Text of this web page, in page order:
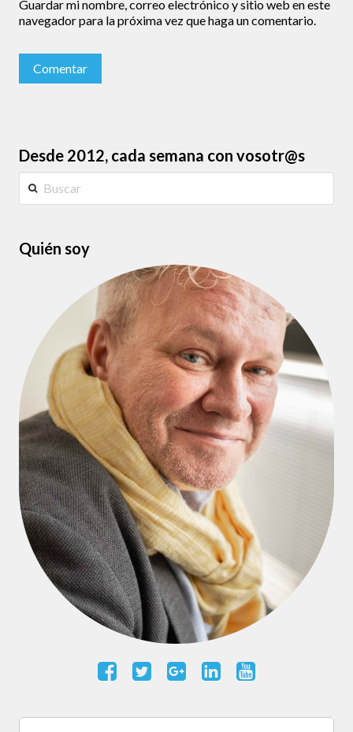
Guardar mi nombre, correo electrónico y sitio web en este
navegador para la próxima vez que haga un comentario.
Desde 2012, cada semana con vosotr@s
Buscar
Quién soy